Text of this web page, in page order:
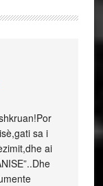
sa i
ai